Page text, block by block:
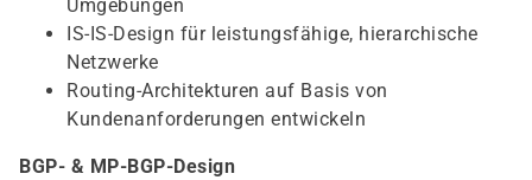
Umgebungen
IS-IS-Design für leistungsfähige, hierarchische
Netzwerke
Routing-Architekturen auf Basis von
Kundenanforderungen entwickeln
BGP- & MP-BGP-Design